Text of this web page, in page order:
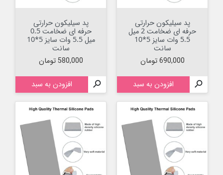
پد سیلیکون حرارتی
حرفه ای ضخامت 2 میل
5.5 وات سایز 5*10
سانت
قیمت
690,000 تومان
 افزودن به سبد
پد سیلیکون حرارتی
حرفه ای ضخامت 0.5
میل 5.5 وات سایز 5*10
سانت
قیمت
580,000 تومان
 افزودن به سبد